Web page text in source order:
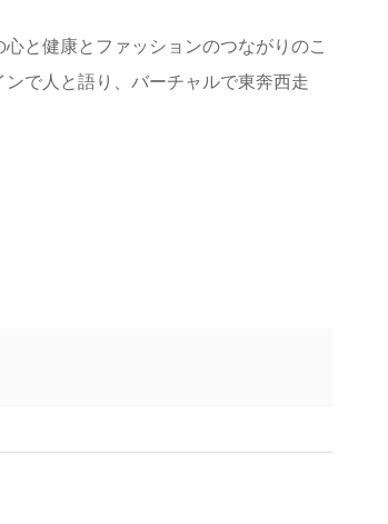
と健康とファッションのつながりのこ
で人と語り、バーチャルで東奔西走